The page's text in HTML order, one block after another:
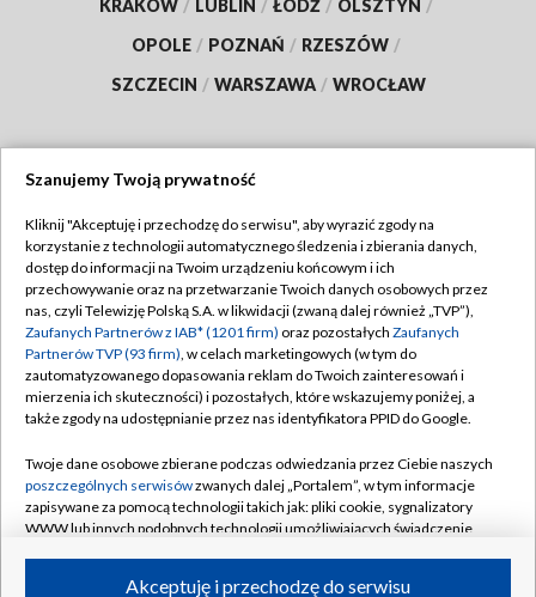
KRAKÓW / LUBLIN / ŁÓDŹ / OLSZTYN /
OPOLE / POZNAŃ / RZESZÓW /
SZCZECIN / WARSZAWA / WROCŁAW
TVP
Abonament TVP
Emisja w TVP
Centrum informacji TVP
Naziemna Telewizja Cyfrowa
Rada Programowa
System NOS
Informacje o nadawcy
Regulamin TVP
Polityka prywatności
Moje zgody
Pomoc
Kontakt
Kanały
Szanujemy Twoją prywatność
Kliknij "Akceptuję i przechodzę do serwisu", aby wyrazić zgody na
korzystanie z technologii automatycznego śledzenia i zbierania danych,
dostęp do informacji na Twoim urządzeniu końcowym i ich
przechowywanie oraz na przetwarzanie Twoich danych osobowych przez
nas, czyli Telewizję Polską S.A. w likwidacji (zwaną dalej również „TVP”),
Zaufanych Partnerów z IAB* (1201 firm) oraz pozostałych Zaufanych
Partnerów TVP (93 firm), w celach marketingowych (w tym do
zautomatyzowanego dopasowania reklam do Twoich zainteresowań i
mierzenia ich skuteczności) i pozostałych, które wskazujemy poniżej, a
także zgody na udostępnianie przez nas identyfikatora PPID do Google.
Twoje dane osobowe zbierane podczas odwiedzania przez Ciebie naszych
poszczególnych serwisówzwanych dalej „Portalem”, w tym informacje
zapisywane za pomocą technologii takich jak: pliki cookie, sygnalizatory
WWW lub innych podobnych technologii umożliwiających świadczenie
ruchu w Internecie.Akceptuję i przechodzę do serwisu